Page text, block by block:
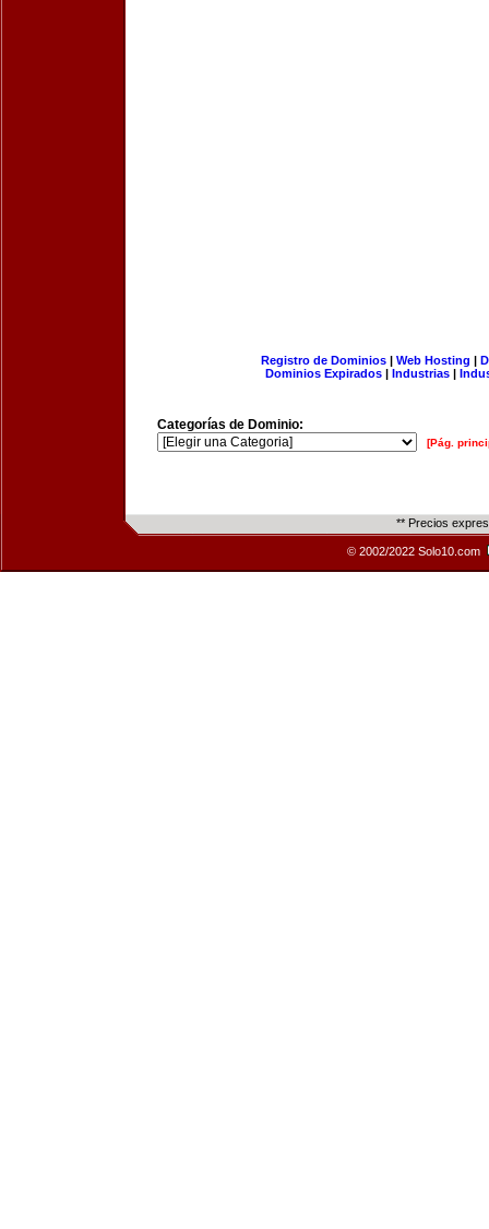
Registro de Dominios| Web Hosting |
Dominios Expirados | Industrias |
Categorías de Dominio:
[Pág.
** Precios
© 2002/2022 Solo10.com